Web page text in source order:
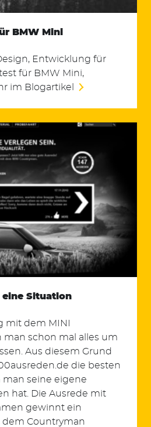
BMW Mini
Entwicklung für
für BMW Mini,
im Blogartikel
eine Situation
mit dem MINI
man schon mal alles um
Aus diesem Grund
die besten
seine eigene
hat. Die Ausrede mit
gewinnt ein
Countryman